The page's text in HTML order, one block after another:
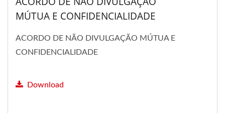
MÚTUA E CONFIDENCIALIDADE
ACORDO DE NÃO DIVULGAÇÃO MÚTUA E
CONFIDENCIALIDADE
Download